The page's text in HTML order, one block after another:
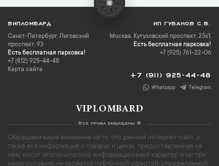
ВИПЛОМБАРД
Санкт-Петербург, Лиговский
проспект, 93
Есть бесплатная парковка!
+7 (812) 925-44-48
Карта сайта
ИП ГУБАНОВ С.В.
Москва, Кутузовский проспект, 23к1,
Есть бесплатная парковка!
+7 (925) 761-22-06
+7 (911) 925-44-48
Whatsapp Telegram
VIPLOMBARD
Все права защищены ©
Обращаем ваше внимание на то, что данный интернет-сайт, а
также вся информация о товарах и ценах, предоставленная на
нём, носит исключительно информационный характер и ни при
каких условиях не является публичной офертой, определяемой